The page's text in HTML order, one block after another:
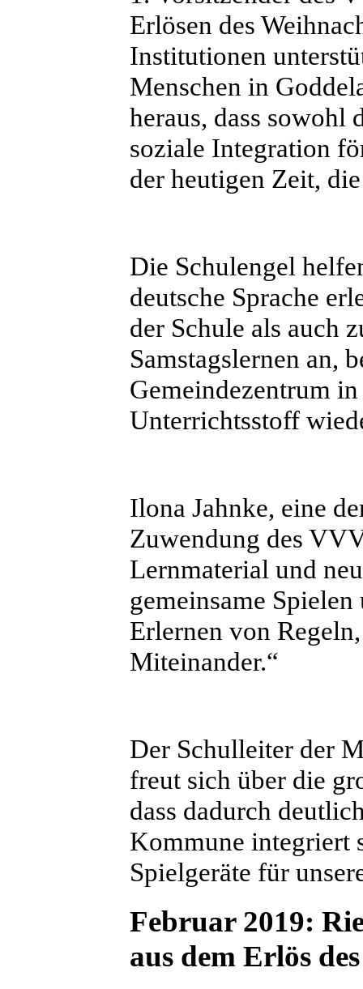
Erlösen des
Institutionen
Menschen in
heraus, dass sowohl
soziale Integration
der heutigen Zeit,
Die Schulengel
deutsche Sprache
der Schule als auch
Samstagslernen an,
Gemeindezentrum
Unterrichtsstoff
Ilona Jahnke, eine
Zuwendung des
Lernmaterial und
gemeinsame
Erlernen von
Miteinander.“
Der Schulleiter der
freut sich über die
dass dadurch
Kommune integriert
Spielgeräte für
Februar 2019:
aus dem Erlös